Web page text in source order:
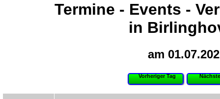
Termine - Events -
in
am
Vorheriger Tag